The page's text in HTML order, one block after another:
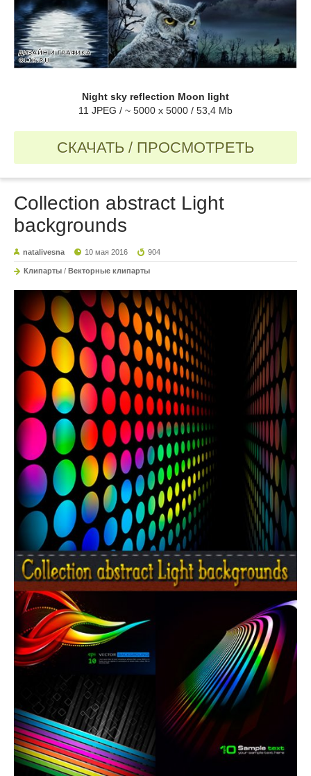
Night sky reflection Moon light
11 JPEG / ~ 5000 x 5000 / 53,4 Mb
СКАЧАТЬ / ПРОСМОТРЕТЬ
Collection abstract Light
backgrounds
natalivesna 10 мая 2016 904
Клипарты / Векторные клипарты